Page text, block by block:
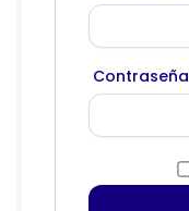
Contraseña